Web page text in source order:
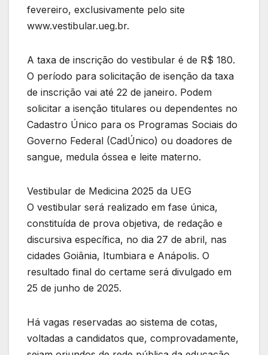
fevereiro, exclusivamente pelo site
www.vestibular.ueg.br.
A taxa de inscrição do vestibular é de R$ 180.
O período para solicitação de isenção da taxa
de inscrição vai até 22 de janeiro. Podem
solicitar a isenção titulares ou dependentes no
Cadastro Único para os Programas Sociais do
Governo Federal (CadÚnico) ou doadores de
sangue, medula óssea e leite materno.
Vestibular de Medicina 2025 da UEG
O vestibular será realizado em fase única,
constituída de prova objetiva, de redação e
discursiva específica, no dia 27 de abril, nas
cidades Goiânia, Itumbiara e Anápolis. O
resultado final do certame será divulgado em
25 de junho de 2025.
Há vagas reservadas ao sistema de cotas,
voltadas a candidatos que, comprovadamente,